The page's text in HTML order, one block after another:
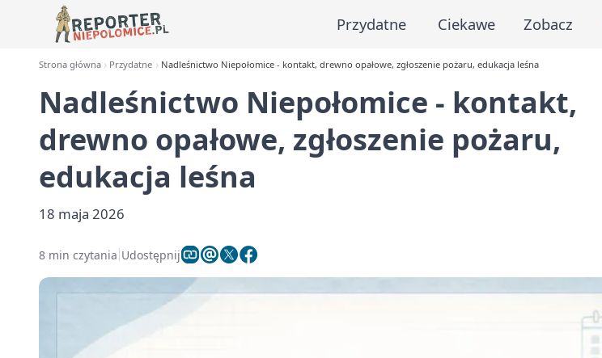
Przydatne Ciekawe Zobacz
Strona główna Przydatne Nadleśnictwo Niepołomice - kontakt, drewno opałowe, zgłoszenie pożaru, edukacja leśna
Nadleśnictwo Niepołomice - kontakt,
drewno opałowe, zgłoszenie pożaru,
edukacja leśna
18 maja 2026
8 min czytania Udostępnij